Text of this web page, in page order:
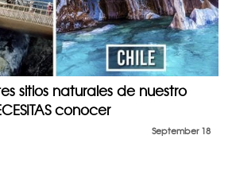
sitios naturales de nuestro
conocer
September 18